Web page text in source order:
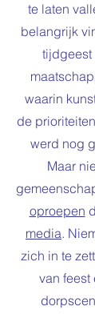
te laten
belangrijk
waarin
de
werd nog
Maar
oproepen
media.
zich in te
van